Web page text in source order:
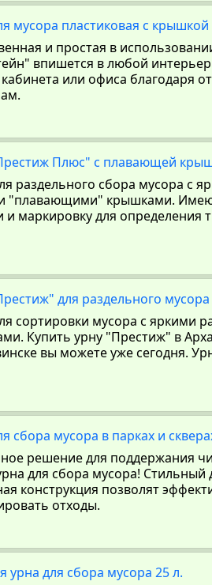
мусора пластиковая с
и простая в
впишется в любой
кабинета или офиса благодаря
Плюс" с плавающей
раздельного сбора мусора с
"плавающими" крышками.
маркировку для определения
для раздельного мусора
сортировки мусора с яркими
Купить урну "Престиж" в
вы можете уже сегодня.
сбора мусора в парках и
решение для поддержания
для сбора мусора!
конструкция позволят
отходы.
урна для сбора мусора 25 л.